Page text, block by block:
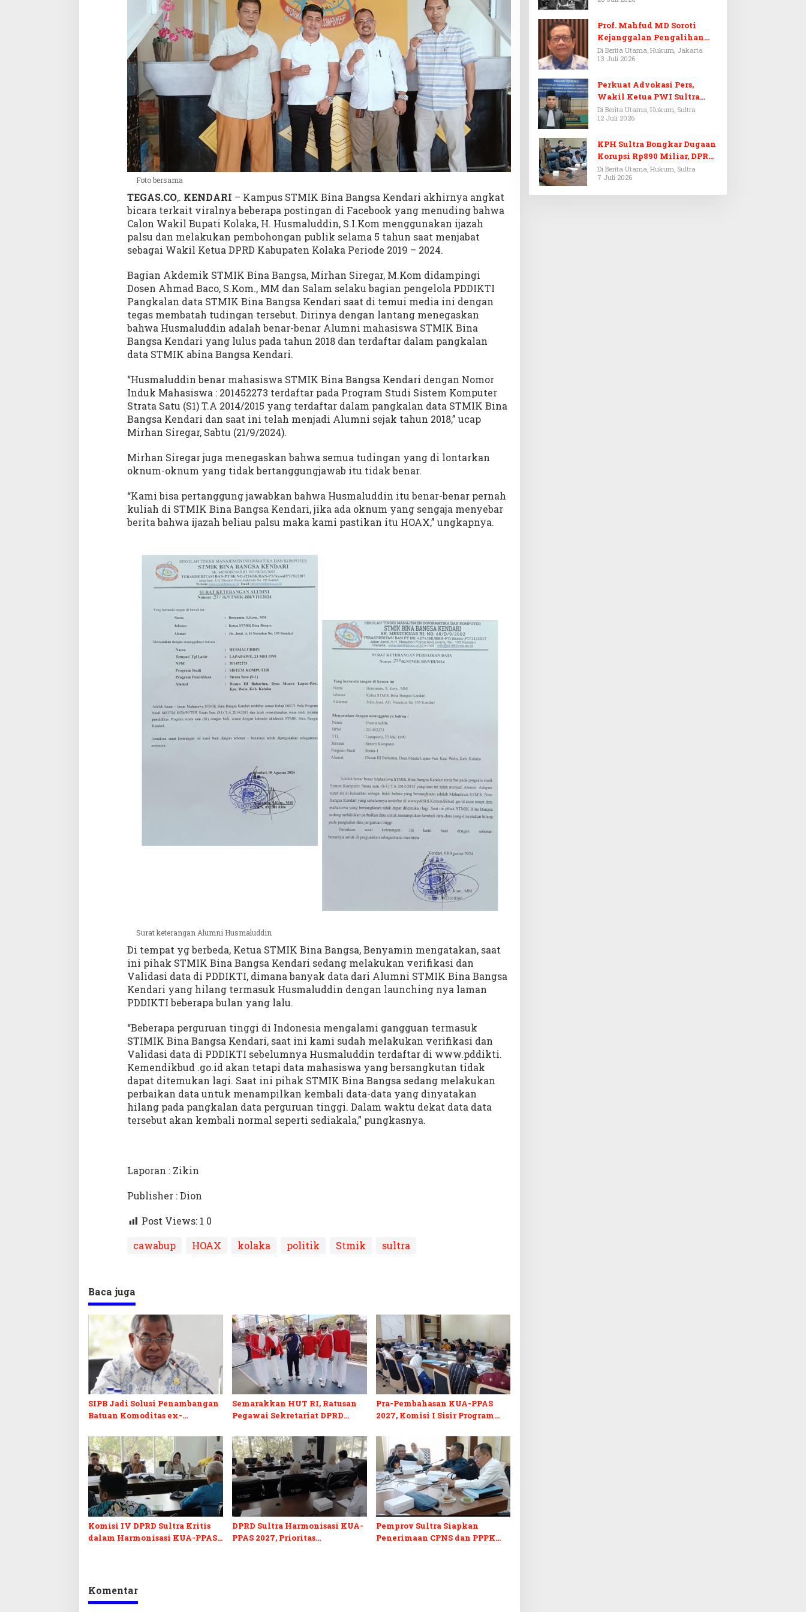
m
i
M
h
a
s
i
s
a
S
T
I
K
B
n
B
n
g
s
a
K
e
d
a
r
i
Foto bersama
TEGAS.CO,. KENDARI – Kampus STMIK Bina Bangsa Kendari akhirnya angkat
bicara terkait viralnya beberapa postingan di Facebook yang menuding bahwa
Calon Wakil Bupati Kolaka, H. Husmaluddin, S.I.Kom menggunakan ijazah
palsu dan melakukan pembohongan publik selama 5 tahun saat menjabat
sebagai Wakil Ketua DPRD Kabupaten Kolaka Periode 2019 – 2024.
Bagian Akdemik STMIK Bina Bangsa, Mirhan Siregar, M.Kom didampingi
Dosen Ahmad Baco, S.Kom., MM dan Salam selaku bagian pengelola PDDIKTI
Pangkalan data STMIK Bina Bangsa Kendari saat di temui media ini dengan
tegas membatah tudingan tersebut. Dirinya dengan lantang menegaskan
bahwa Husmaluddin adalah benar-benar Alumni mahasiswa STMIK Bina
Bangsa Kendari yang lulus pada tahun 2018 dan terdaftar dalam pangkalan
data STMIK abina Bangsa Kendari.
“Husmaluddin benar mahasiswa STMIK Bina Bangsa Kendari dengan Nomor
Induk Mahasiswa : 201452273 terdaftar pada Program Studi Sistem Komputer
Strata Satu (S1) T.A 2014/2015 yang terdaftar dalam pangkalan data STMIK Bina
Bangsa Kendari dan saat ini telah menjadi Alumni sejak tahun 2018,” ucap
Mirhan Siregar, Sabtu (21/9/2024).
Mirhan Siregar juga menegaskan bahwa semua tudingan yang di lontarkan
oknum-oknum yang tidak bertanggungjawab itu tidak benar.
“Kami bisa pertanggung jawabkan bahwa Husmaluddin itu benar-benar pernah
kuliah di STMIK Bina Bangsa Kendari, jika ada oknum yang sengaja menyebar
berita bahwa ijazah beliau palsu maka kami pastikan itu HOAX,” ungkapnya.
Surat keterangan Alumni Husmaluddin
Di tempat yg berbeda, Ketua STMIK Bina Bangsa, Benyamin mengatakan, saat
ini pihak STMIK Bina Bangsa Kendari sedang melakukan verifikasi dan
Validasi data di PDDIKTI, dimana banyak data dari Alumni STMIK Bina Bangsa
Kendari yang hilang termasuk Husmaluddin dengan launching nya laman
PDDIKTI beberapa bulan yang lalu.
“Beberapa perguruan tinggi di Indonesia mengalami gangguan termasuk
STIMIK Bina Bangsa Kendari, saat ini kami sudah melakukan verifikasi dan
Validasi data di PDDIKTI sebelumnya Husmaluddin terdaftar di www.pddikti.
Kemendikbud .go.id akan tetapi data mahasiswa yang bersangkutan tidak
dapat ditemukan lagi. Saat ini pihak STMIK Bina Bangsa sedang melakukan
perbaikan data untuk menampilkan kembali data-data yang dinyatakan
hilang pada pangkalan data perguruan tinggi. Dalam waktu dekat data data
tersebut akan kembali normal seperti sediakala,” pungkasnya.
Laporan : Zikin
Publisher : Dion
Post Views: 1 0
cawabup
HOAX kolaka politik Stmik sultra
Baca juga
SIPB Jadi Solusi Penambangan
Batuan Komoditas ex-
Semarakkan HUT RI, Ratusan
Pegawai Sekretariat DPRD
Pra-Pembahasan KUA-PPAS
2027, Komisi I Sisir Program
Komisi IV DPRD Sultra Kritis
dalam Harmonisasi KUA-PPAS
DPRD Sultra Harmonisasi KUA-
PPAS 2027, Prioritas
Pemprov Sultra Siapkan
Penerimaan CPNS dan PPPK
Komentar
Prof. Mahfud MD Soroti
Kejanggalan Pengalihan
Penyelidikan Tersangka
Febrie Adriansyah
Di Berita Utama, Hukum, Jakarta
13 Juli 2026
Perkuat Advokasi Pers,
Wakil Ketua PWI Sultra
Resmi Dilantik Menjadi
Advokat PERADI
Di Berita Utama, Hukum, Sultra
12 Juli 2026
KPH Sultra Bongkar Dugaan
Korupsi Rp890 Miliar, DPRD
Sultra Gelar RDP
Di Berita Utama, Hukum, Sultra
7 Juli 2026